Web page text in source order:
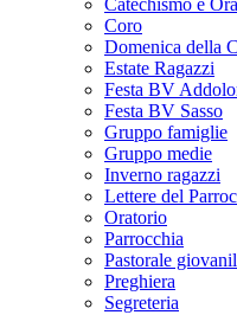
Catechismo e
Coro
Domenica della
Estate Ragazzi
Festa BV
Festa BV Sasso
Gruppo famiglie
Gruppo medie
Inverno ragazzi
Lettere del
Oratorio
Parrocchia
Pastorale
Preghiera
Segreteria